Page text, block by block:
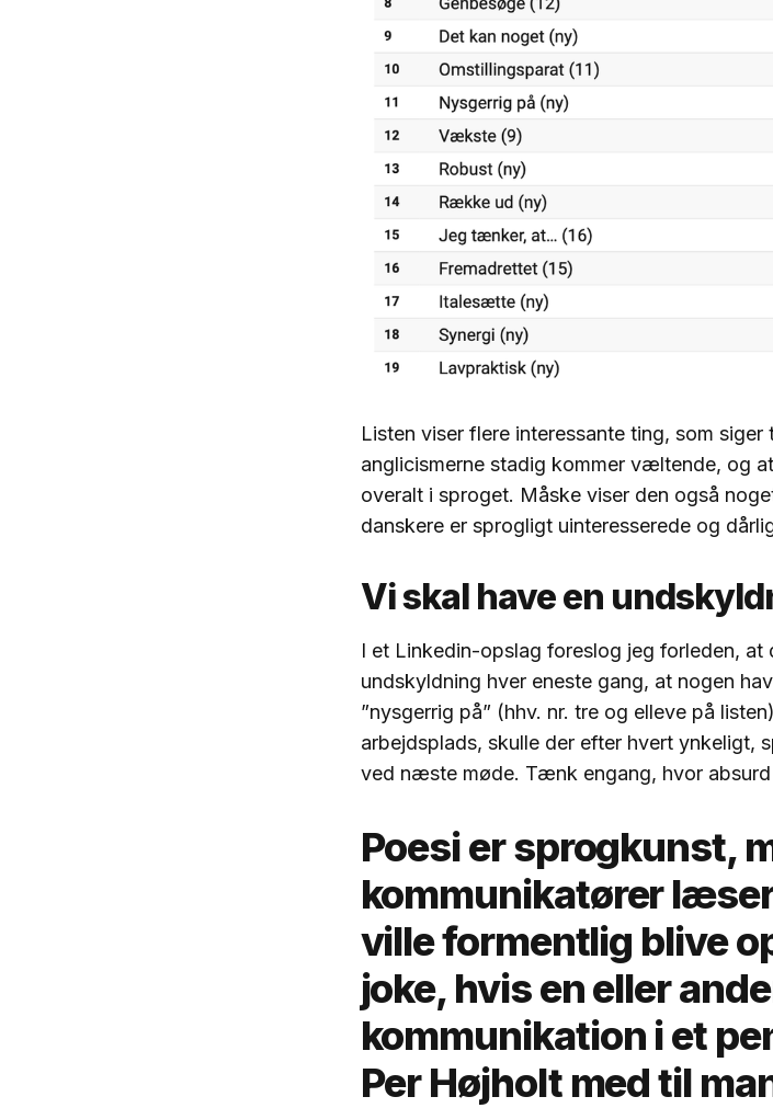
Listen viser flere interessante ting, som
anglicismerne stadig kommer væltende, og
overalt i sproget. Måske viser den også
danskere er sprogligt uinteresserede og
Vi skal have en
I et Linkedin-opslag foreslog jeg forleden,
undskyldning hver eneste gang, at nogen
”nysgerrig på” (hhv. nr. tre og elleve på
arbejdsplads, skulle der efter hvert ynkeligt,
ved næste møde. Tænk engang, hvor
Poesi er sprogkunst,
kommunikatører
ville formentlig blive
joke, hvis en eller
kommunikation i et
Per Højholt med til